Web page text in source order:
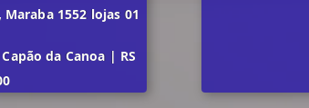
1552 lojas 01
Capão da Canoa | RS